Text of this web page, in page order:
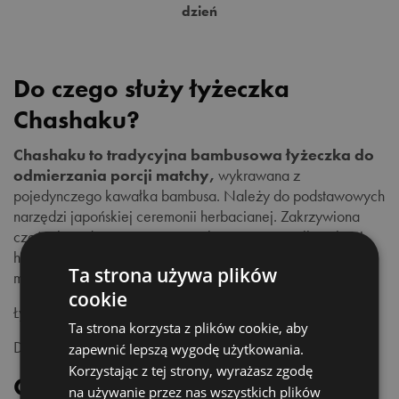
dzień
Do czego służy łyżeczka
Chashaku?
Chashaku to tradycyjna bambusowa łyżeczka do
odmierzania porcji matchy, wykrawana z
pojedynczego kawałka bambusa. Należy do podstawowych
narzędzi japońskiej ceremonii herbacianej. Zakrzywiona
część służy do precyzyjnego nabierania niewielkiej ilości
herbaty i umieszczania jej w specjalnej czarce -
matchawanie.
Łyżeczki nie należy myć w zmywarce.
Długość: 18 cm
Co to jest matcha?
Ta strona używa plików
cookie
Ta strona korzysta z plików cookie, aby
zapewnić lepszą wygodę użytkowania.
Korzystając z tej strony, wyrażasz zgodę
na używanie przez nas wszystkich plików